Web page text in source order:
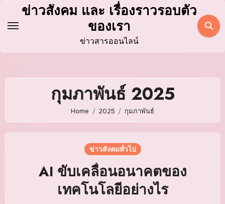
ข่าวสังคม และ เรื่องราวรอบตัว
ของเรา
ข่าวสารออนไลน์
กุมภาพันธ์ 2025
Home 2025 กุมภาพันธ์
ข่าวสังคมทั่วไป
AI ขับเคลื่อนอนาคตของ
เทคโนโลยีอย่างไร